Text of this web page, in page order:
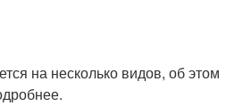
на несколько видов, об этом